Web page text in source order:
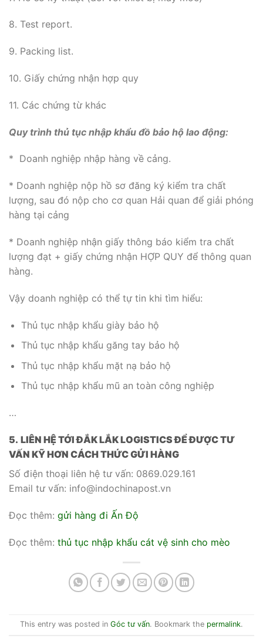
8. Test report.
9. Packing list.
10. Giấy chứng nhận hợp quy
11. Các chứng từ khác
Quy trình thủ tục nhập khẩu đồ bảo hộ lao động:
* Doanh nghiệp nhập hàng về cảng.
* Doanh nghiệp nộp hồ sơ đăng ký kiểm tra chất
lượng, sau đó nộp cho cơ quan Hải quan để giải phóng
hàng tại cảng
* Doanh nghiệp nhận giấy thông báo kiểm tra chất
lượng đạt + giấy chứng nhận HỢP QUY để thông quan
hàng.
Vậy doanh nghiệp có thể tự tin khi tìm hiểu:
Thủ tục nhập khẩu giày bảo hộ
Thủ tục nhập khẩu găng tay bảo hộ
Thủ tục nhập khẩu mặt nạ bảo hộ
Thủ tục nhập khẩu mũ an toàn công nghiệp
…
5. LIÊN HỆ TỚI ĐẮK LẮK LOGISTICS ĐỂ ĐƯỢC TƯ
VẤN KỸ HƠN CÁCH THỨC GỬI HÀNG
Số điện thoại liên hệ tư vấn: 0869.029.161
Email tư vấn: info@indochinapost.vn
Đọc thêm: gửi hàng đi Ấn Độ
Đọc thêm: thủ tục nhập khẩu cát vệ sinh cho mèo
This entry was posted in Góc tư vấn. Bookmark the permalink.